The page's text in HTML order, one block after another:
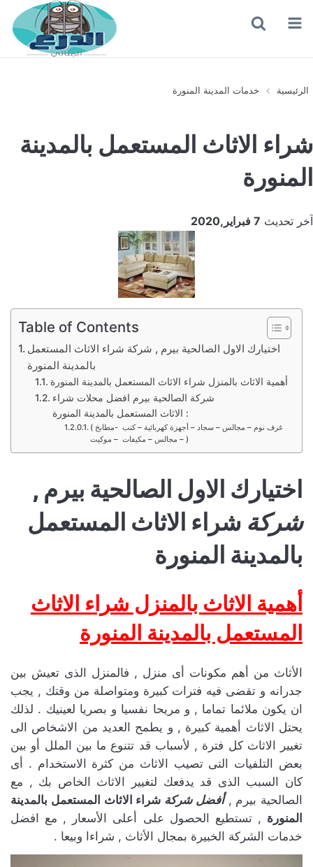
القائمة
عن الرئيسية خدمات المدينة المنورة
شراء الاثاث المستعمل بالمدينة
المنورة
آخر تحديث 7 فبراير,2020
Table of Contents
اختيارك الاول الصالحية بيرم , شركة شراء الاثاث المستعمل
بالمدينة المنورة
أهمية الاثاث بالمنزل شراء الاثاث المستعمل بالمدينة المنورة
شركة الصالحية بيرم افضل محلات شراء
الاثاث المستعمل بالمدينة المنورة :
( غرف نوم – مجالس – سجاد – أجهزة كهربائية – كنب -مطابخ
– مجالس – مكيفات – موكيت )
اختيارك الاول الصالحية بيرم ,
شركة شراء الاثاث المستعمل
بالمدينة المنورة
أهمية الاثاث بالمنزل شراء الاثاث
المستعمل بالمدينة المنورة
الأثاث من أهم مكونات أى منزل , فالمنزل الذى تعيش بين
جدرانه و تقضى فيه فترات كبيرة ومتواصلة من وقتك , يجب
ان يكون ملائما تماما , و مريحا نفسيا و بصريا لعينيك . لذلك
يحتل الاثاث أهمية كبيرة , و يطمح العديد من الاشخاص الى
تغيير الاثاث كل فترة , لأسباب قد تتنوع ما بين الملل أو بين
بعض التلفيات التى تصيب الاثاث من كثرة الاستخدام . أى
كان السبب الذى قد يدفعك لتغيير الاثاث الخاص بك , مع
الصالحية بيرم ,أفضل شركة شراء الاثاث المستعمل بالمدينة
المنورة , تستطيع الحصول على أعلى الأسعار , مع افضل
خدمات الشركة الخبيرة بمجال الأثاث , شراءا وبيعا .